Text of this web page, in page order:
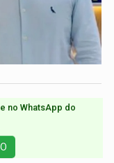
no WhatsApp do